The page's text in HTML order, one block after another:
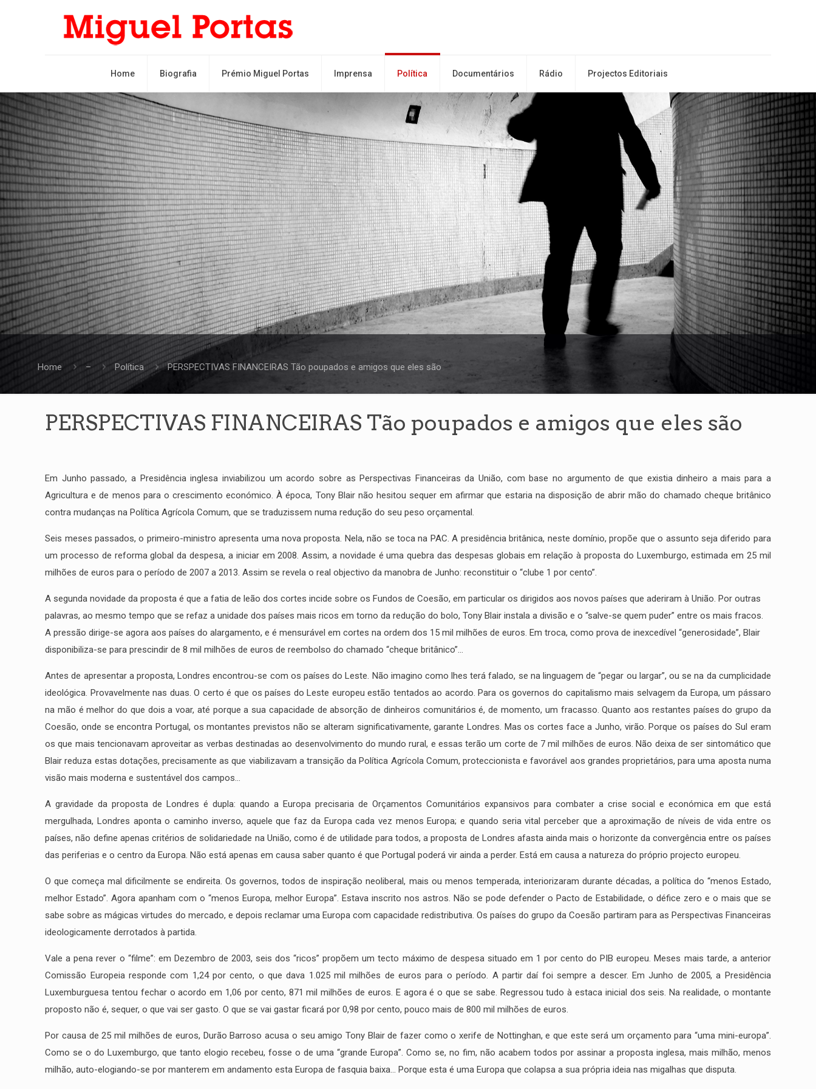
Home Biografia Prémio Miguel Portas Imprensa Política Documentários Rádio Projectos Editoriais
Home – Política PERSPECTIVAS FINANCEIRAS Tão poupados e amigos que eles são
PERSPECTIVAS FINANCEIRAS Tão poupados e amigos que eles são
Em Junho passado, a Presidência inglesa inviabilizou um acordo sobre as Perspectivas Financeiras da União, com base no argumento de que existia dinheiro a mais para a
Agricultura e de menos para o crescimento económico. À época, Tony Blair não hesitou sequer em afirmar que estaria na disposição de abrir mão do chamado cheque britânico
contra mudanças na Política Agrícola Comum, que se traduzissem numa redução do seu peso orçamental.
Seis meses passados, o primeiro-ministro apresenta uma nova proposta. Nela, não se toca na PAC. A presidência britânica, neste domínio, propõe que o assunto seja diferido para
um processo de reforma global da despesa, a iniciar em 2008. Assim, a novidade é uma quebra das despesas globais em relação à proposta do Luxemburgo, estimada em 25 mil
milhões de euros para o período de 2007 a 2013. Assim se revela o real objectivo da manobra de Junho: reconstituir o “clube 1 por cento”.
A segunda novidade da proposta é que a fatia de leão dos cortes incide sobre os Fundos de Coesão, em particular os dirigidos aos novos países que aderiram à União. Por outras
palavras, ao mesmo tempo que se refaz a unidade dos países mais ricos em torno da redução do bolo, Tony Blair instala a divisão e o “salve-se quem puder” entre os mais fracos.
A pressão dirige-se agora aos países do alargamento, e é mensurável em cortes na ordem dos 15 mil milhões de euros. Em troca, como prova de inexcedível “generosidade”, Blair
disponibiliza-se para prescindir de 8 mil milhões de euros de reembolso do chamado “cheque britânico”…
Antes de apresentar a proposta, Londres encontrou-se com os países do Leste. Não imagino como lhes terá falado, se na linguagem de “pegar ou largar”, ou se na da cumplicidade
ideológica. Provavelmente nas duas. O certo é que os países do Leste europeu estão tentados ao acordo. Para os governos do capitalismo mais selvagem da Europa, um pássaro
na mão é melhor do que dois a voar, até porque a sua capacidade de absorção de dinheiros comunitários é, de momento, um fracasso. Quanto aos restantes países do grupo da
Coesão, onde se encontra Portugal, os montantes previstos não se alteram significativamente, garante Londres. Mas os cortes face a Junho, virão. Porque os países do Sul eram
os que mais tencionavam aproveitar as verbas destinadas ao desenvolvimento do mundo rural, e essas terão um corte de 7 mil milhões de euros. Não deixa de ser sintomático que
Blair reduza estas dotações, precisamente as que viabilizavam a transição da Política Agrícola Comum, proteccionista e favorável aos grandes proprietários, para uma aposta numa
visão mais moderna e sustentável dos campos…
A gravidade da proposta de Londres é dupla: quando a Europa precisaria de Orçamentos Comunitários expansivos para combater a crise social e económica em que está
mergulhada, Londres aponta o caminho inverso, aquele que faz da Europa cada vez menos Europa; e quando seria vital perceber que a aproximação de níveis de vida entre os
países, não define apenas critérios de solidariedade na União, como é de utilidade para todos, a proposta de Londres afasta ainda mais o horizonte da convergência entre os países
das periferias e o centro da Europa. Não está apenas em causa saber quanto é que Portugal poderá vir ainda a perder. Está em causa a natureza do próprio projecto europeu.
O que começa mal dificilmente se endireita. Os governos, todos de inspiração neoliberal, mais ou menos temperada, interiorizaram durante décadas, a política do “menos Estado,
melhor Estado”. Agora apanham com o “menos Europa, melhor Europa”. Estava inscrito nos astros. Não se pode defender o Pacto de Estabilidade, o défice zero e o mais que se
sabe sobre as mágicas virtudes do mercado, e depois reclamar uma Europa com capacidade redistributiva. Os países do grupo da Coesão partiram para as Perspectivas Financeiras
ideologicamente derrotados à partida.
Vale a pena rever o “filme”: em Dezembro de 2003, seis dos “ricos” propõem um tecto máximo de despesa situado em 1 por cento do PIB europeu. Meses mais tarde, a anterior
Comissão Europeia responde com 1,24 por cento, o que dava 1.025 mil milhões de euros para o período. A partir daí foi sempre a descer. Em Junho de 2005, a Presidência
Luxemburguesa tentou fechar o acordo em 1,06 por cento, 871 mil milhões de euros. E agora é o que se sabe. Regressou tudo à estaca inicial dos seis. Na realidade, o montante
proposto não é, sequer, o que vai ser gasto. O que se vai gastar ficará por 0,98 por cento, pouco mais de 800 mil milhões de euros.
Por causa de 25 mil milhões de euros, Durão Barroso acusa o seu amigo Tony Blair de fazer como o xerife de Nottinghan, e que este será um orçamento para “uma mini-europa”.
Como se o do Luxemburgo, que tanto elogio recebeu, fosse o de uma “grande Europa”. Como se, no fim, não acabem todos por assinar a proposta inglesa, mais milhão, menos
milhão, auto-elogiando-se por manterem em andamento esta Europa de fasquia baixa… Porque esta é uma Europa que colapsa a sua própria ideia nas migalhas que disputa.
Correio electrónico
info@miguelportas.pt